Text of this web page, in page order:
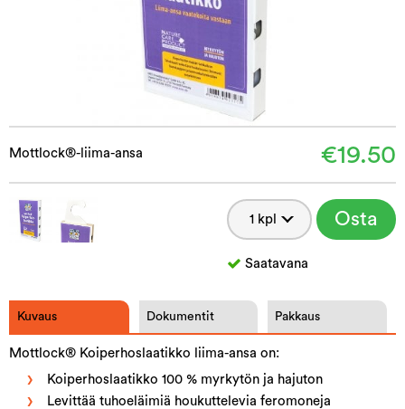
Mottlock®-liima-ansa €19.50
Osta
Saatavana
Kuvaus Dokumentit Pakkaus
Mottlock® Koiperhoslaatikko liima-ansa on:
Koiperhoslaatikko 100 % myrkytön ja hajuton
Levittää tuhoeläimiä houkuttelevia feromoneja